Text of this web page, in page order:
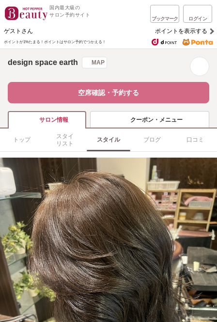
国内最大級の
サロン予約サイト
ブックマーク ログイン
ゲストさん ポイントを表示する
ポイントが1%たまる！ ポイントはサロン予約でつかえる！
design space earth MAP
空席確認・予約する
サロン情報 クーポン・メニュー
トップ
スタイ
リスト
スタイル ブログ 口コミ